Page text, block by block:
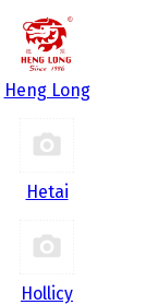
Heng Long
Hetai
Hollicy